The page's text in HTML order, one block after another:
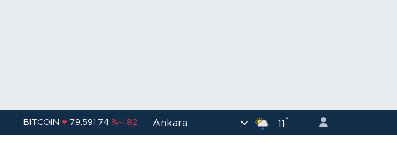
BITCOIN 79.591,74 %-1.82 Ankara 11 °